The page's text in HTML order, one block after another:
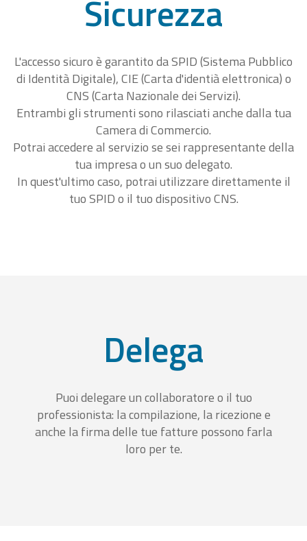
Sicurezza
L'accesso sicuro è garantito da SPID (Sistema Pubblico
di Identità Digitale), CIE (Carta d'identià elettronica) o
CNS (Carta Nazionale dei Servizi).
Entrambi gli strumenti sono rilasciati anche dalla tua
Camera di Commercio.
Potrai accedere al servizio se sei rappresentante della
tua impresa o un suo delegato.
In quest'ultimo caso, potrai utilizzare direttamente il
tuo SPID o il tuo dispositivo CNS.
Delega
Puoi delegare un collaboratore o il tuo
professionista: la compilazione, la ricezione e
anche la firma delle tue fatture possono farla
loro per te.